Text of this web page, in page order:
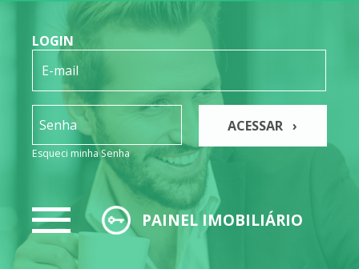
PAINEL IMOBILIÁRIO
LOGIN
ACESSAR ›
Esqueci minha Senha